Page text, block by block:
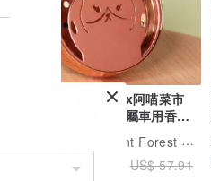
【香氛森林x阿喵菜市
場】質感金屬車用香氛 -
風趣阿喵的享樂生活
Scent Forest 香氛森林
US$ 47.35
US$ 57.91